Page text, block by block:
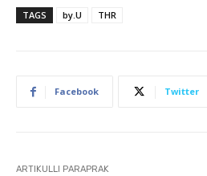
TAGS by.U THR
Facebook Twitter
ARTIKULLI PARAPRAK